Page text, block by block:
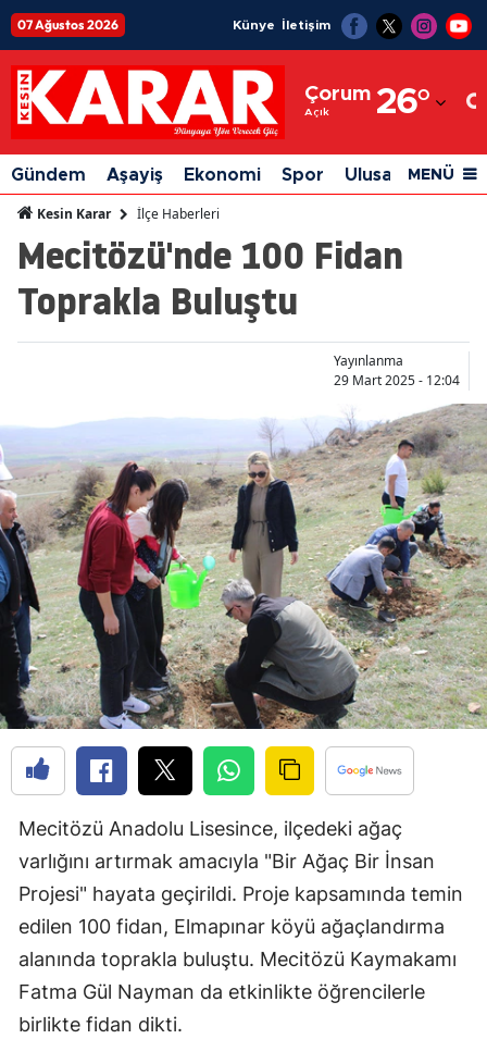
07 Ağustos 2026 Künye İletişim
Çorum
Açık 26°
Adıyaman
Afyonkarahisar
Ağrı
Amasya
Artvin
Aydın
Balıkesir
Bilecik
Bingöl
Bitlis
Bolu
Burdur
Bursa
Çanakkale
Çankırı
Çorum
Diyarbakır
Edirne
Gündem Aşayiş Ekonomi Spor Ulusal Siyaset
MENÜ
Kesin Karar İlçe Haberleri
Mecitözü'nde 100 Fidan
Toprakla Buluştu
Yayınlanma
29 Mart 2025 - 12:04
Mecitözü Anadolu Lisesince, ilçedeki ağaç
varlığını artırmak amacıyla "Bir Ağaç Bir İnsan
Projesi" hayata geçirildi. Proje kapsamında temin
edilen 100 fidan, Elmapınar köyü ağaçlandırma
alanında toprakla buluştu. Mecitözü Kaymakamı
Fatma Gül Nayman da etkinlikte öğrencilerle
birlikte fidan dikti.